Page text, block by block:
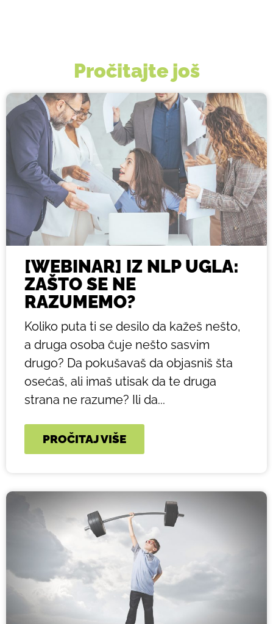
Pročitajte još
[WEBINAR] IZ NLP UGLA:
ZAŠTO SE NE
RAZUMEMO?
Koliko puta ti se desilo da kažeš nešto,
a druga osoba čuje nešto sasvim
drugo? Da pokušavaš da objasniš šta
osećaš, ali imaš utisak da te druga
strana ne razume? Ili da...
PROČITAJ VIŠE